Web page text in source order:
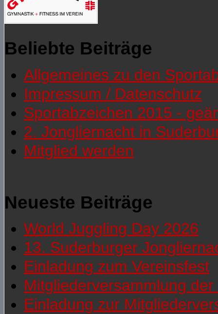
Beliebte Beiträge
Allgemeines zu den
Impressum / Datenschutz
Sportabzeichen 2015 -
2. Jongliernacht in
Mitglied werden
Neueste Beiträge
World Juggling Day 2026
13. Suderburger
Einladung zum Vereinsfest
Mitgliederversammlung
Einladung zur